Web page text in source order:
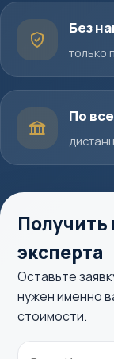
Без
только
По
эксперта
Оставьте
нужен именно
стоимости.